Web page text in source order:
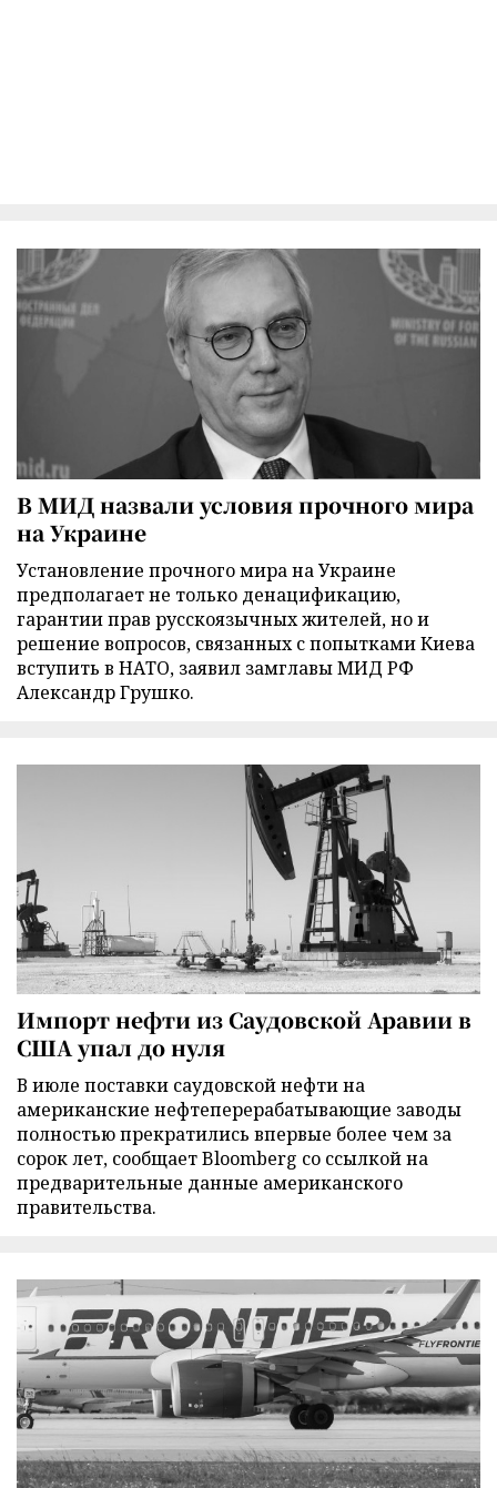
В МИД назвали условия прочного мира
на Украине
Установление прочного мира на Украине
предполагает не только денацификацию,
гарантии прав русскоязычных жителей, но и
решение вопросов, связанных с попытками Киева
вступить в НАТО, заявил замглавы МИД РФ
Александр Грушко.
Импорт нефти из Саудовской Аравии в
США упал до нуля
В июле поставки саудовской нефти на
американские нефтеперерабатывающие заводы
полностью прекратились впервые более чем за
сорок лет, сообщает Bloomberg со ссылкой на
предварительные данные американского
правительства.